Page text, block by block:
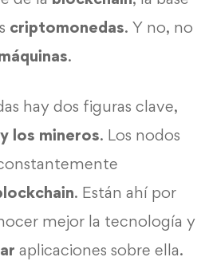
criptomonedas. Y no, no
.
hay dos figuras clave,
los mineros. Los nodos
. Están ahí por
mejor la tecnología y
aplicaciones sobre ella.